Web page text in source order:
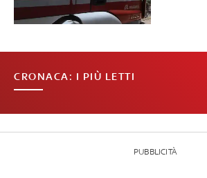
CRONACA: I PIÙ LETTI
PUBBLICITÀ